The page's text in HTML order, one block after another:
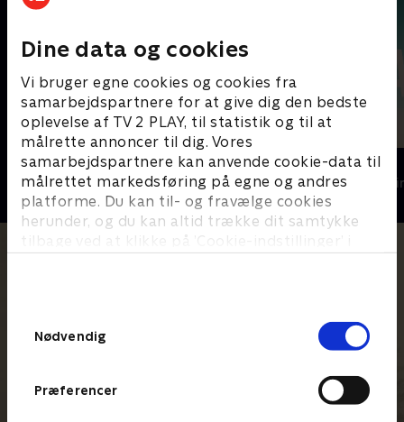
Dine data og cookies
Vi bruger egne cookies og cookies fra
samarbejdspartnere for at give dig den bedste
oplevelse af TV 2 PLAY, til statistik og til at
målrette annoncer til dig. Vores
samarbejdspartnere kan anvende cookie-data til
målrettet markedsføring på egne og andres
platforme. Du kan til- og fravælge cookies
herunder, og du kan altid trække dit samtykke
tilbage ved at klikke på ’Cookie-indstillinger’ i
Nødvendig
Præferencer
Top Dog
Krimi & Spænding • 1 sæsoner
The Au Pair
Krimi &